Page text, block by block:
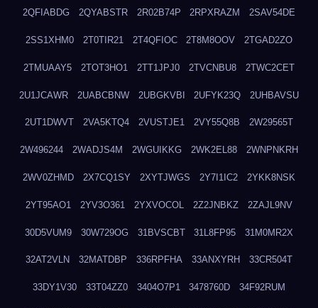
2QFIABDG 2QYABSTR 2R02B74P 2RPXRAZM 2SAV54DE
2SS1XHM0 2T0TIR21 2T4QFIOC 2T8M8OOV 2TGAD2ZO
2TMUAAY5 2TOT3HO1 2TT1JPJ0 2TVCNBU8 2TWC2CET
2U1JCAWR 2UABCBNW 2UBGKVBI 2UFYK23Q 2UHBAVSU
2UT1DWVT 2VA5KTQ4 2VUSTJE1 2VY55Q8B 2W29565T
2W496244 2WADJS4M 2WGUIKKG 2WK2EL88 2WNPNKRH
2WV0ZHMD 2X7CQ1SY 2XYTJWGS 2Y7I1IC2 2YKK8NSK
2YT95AO1 2YV3O361 2YXVOCOL 2Z2JNBKZ 2ZAJL9NV
30D5VUM9 30W729OG 31BVSCBT 31L8FP95 31M0MR2X
32AT2VLN 32MATDBP 336RPFHA 33ANXYRH 33CR504T
33DY1V30 33T04ZZ0 3404O7P1 3478760D 34F92RUM